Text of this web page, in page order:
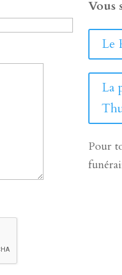
Vous
Le
La
Pour